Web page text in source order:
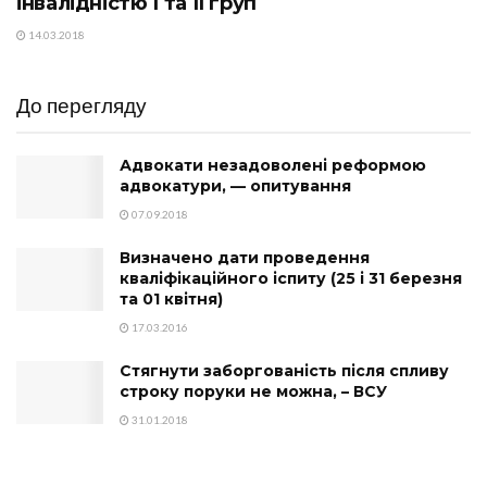
14.03.2018
До перегляду
Адвокати незадоволені реформою
адвокатури, — опитування
07.09.2018
Визначено дати проведення
кваліфікаційного іспиту (25 і 31 березня
та 01 квітня)
17.03.2016
Стягнути заборгованість після спливу
строку поруки не можна, – ВСУ
31.01.2018